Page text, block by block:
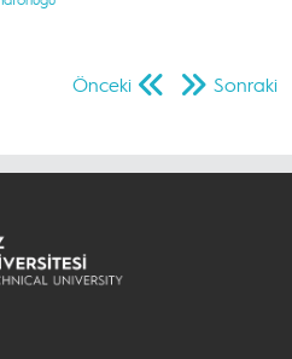
Önceki Sonraki